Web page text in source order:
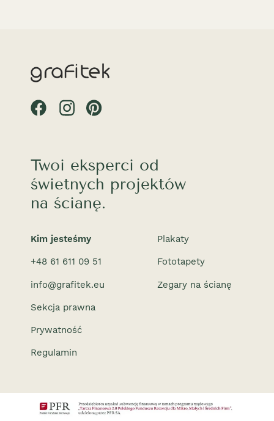
Twoi eksperci od
świetnych projektów
na ścianę.
Kim jesteśmy
+48 61 611 09 51
info@grafitek.eu
Sekcja prawna
Prywatność
Regulamin
Plakaty
Fototapety
Zegary na ścianę